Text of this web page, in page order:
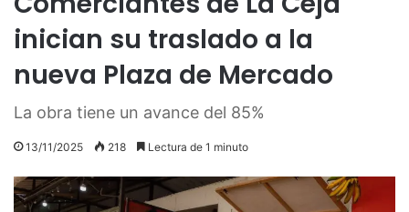
inician su traslado a la
nueva Plaza de Mercado
La obra tiene un avance del 85%
13/11/2025 218 Lectura de 1 minuto